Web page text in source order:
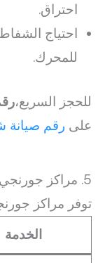
احتراق.
احتياج
للمحرك.
للحجز السريع،
على رقم
5. مراكز جورنجي المعتمَدة
توفر مراكز
الخدمة